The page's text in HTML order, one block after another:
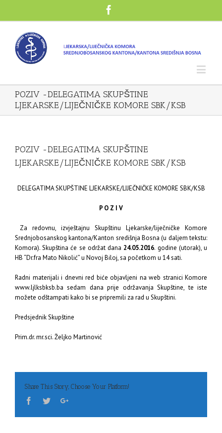
POZIV -DELEGATIMA SKUPŠTINE
LJEKARSKE/LIJEČNIČKE KOMORE SBK/KSB
POZIV -DELEGATIMA SKUPŠTINE
LJEKARSKE/LIJEČNIČKE KOMORE SBK/KSB
DELEGATIMA SKUPŠTINE LJEKARSKE/LIJEČNIČKE KOMORE SBK/KSB
P O Z I V
Za redovnu, izvještajnu Skupštinu Ljekarske/liječničke Komore
Srednjobosanskog kantona/Kanton središnja Bosna (u daljem tekstu:
Komora). Skupština će se održat dana 24.05.2016. godine (utorak), u
HB “Dr.fra Mato Nikolić” u Novoj Biloj, sa početkom u 14 sati.
Radni materijali i dnevni red biće objavljeni na web stranici Komore
www.ljlksbksb.ba sedam dana prije održavanja Skupštine, te iste
možete odštampati kako bi se pripremili za rad u Skupštini.
Predsjednik Skupštine
Prim.dr. mr.sci. Željko Martinović
Share This Story, Choose Your Platform!